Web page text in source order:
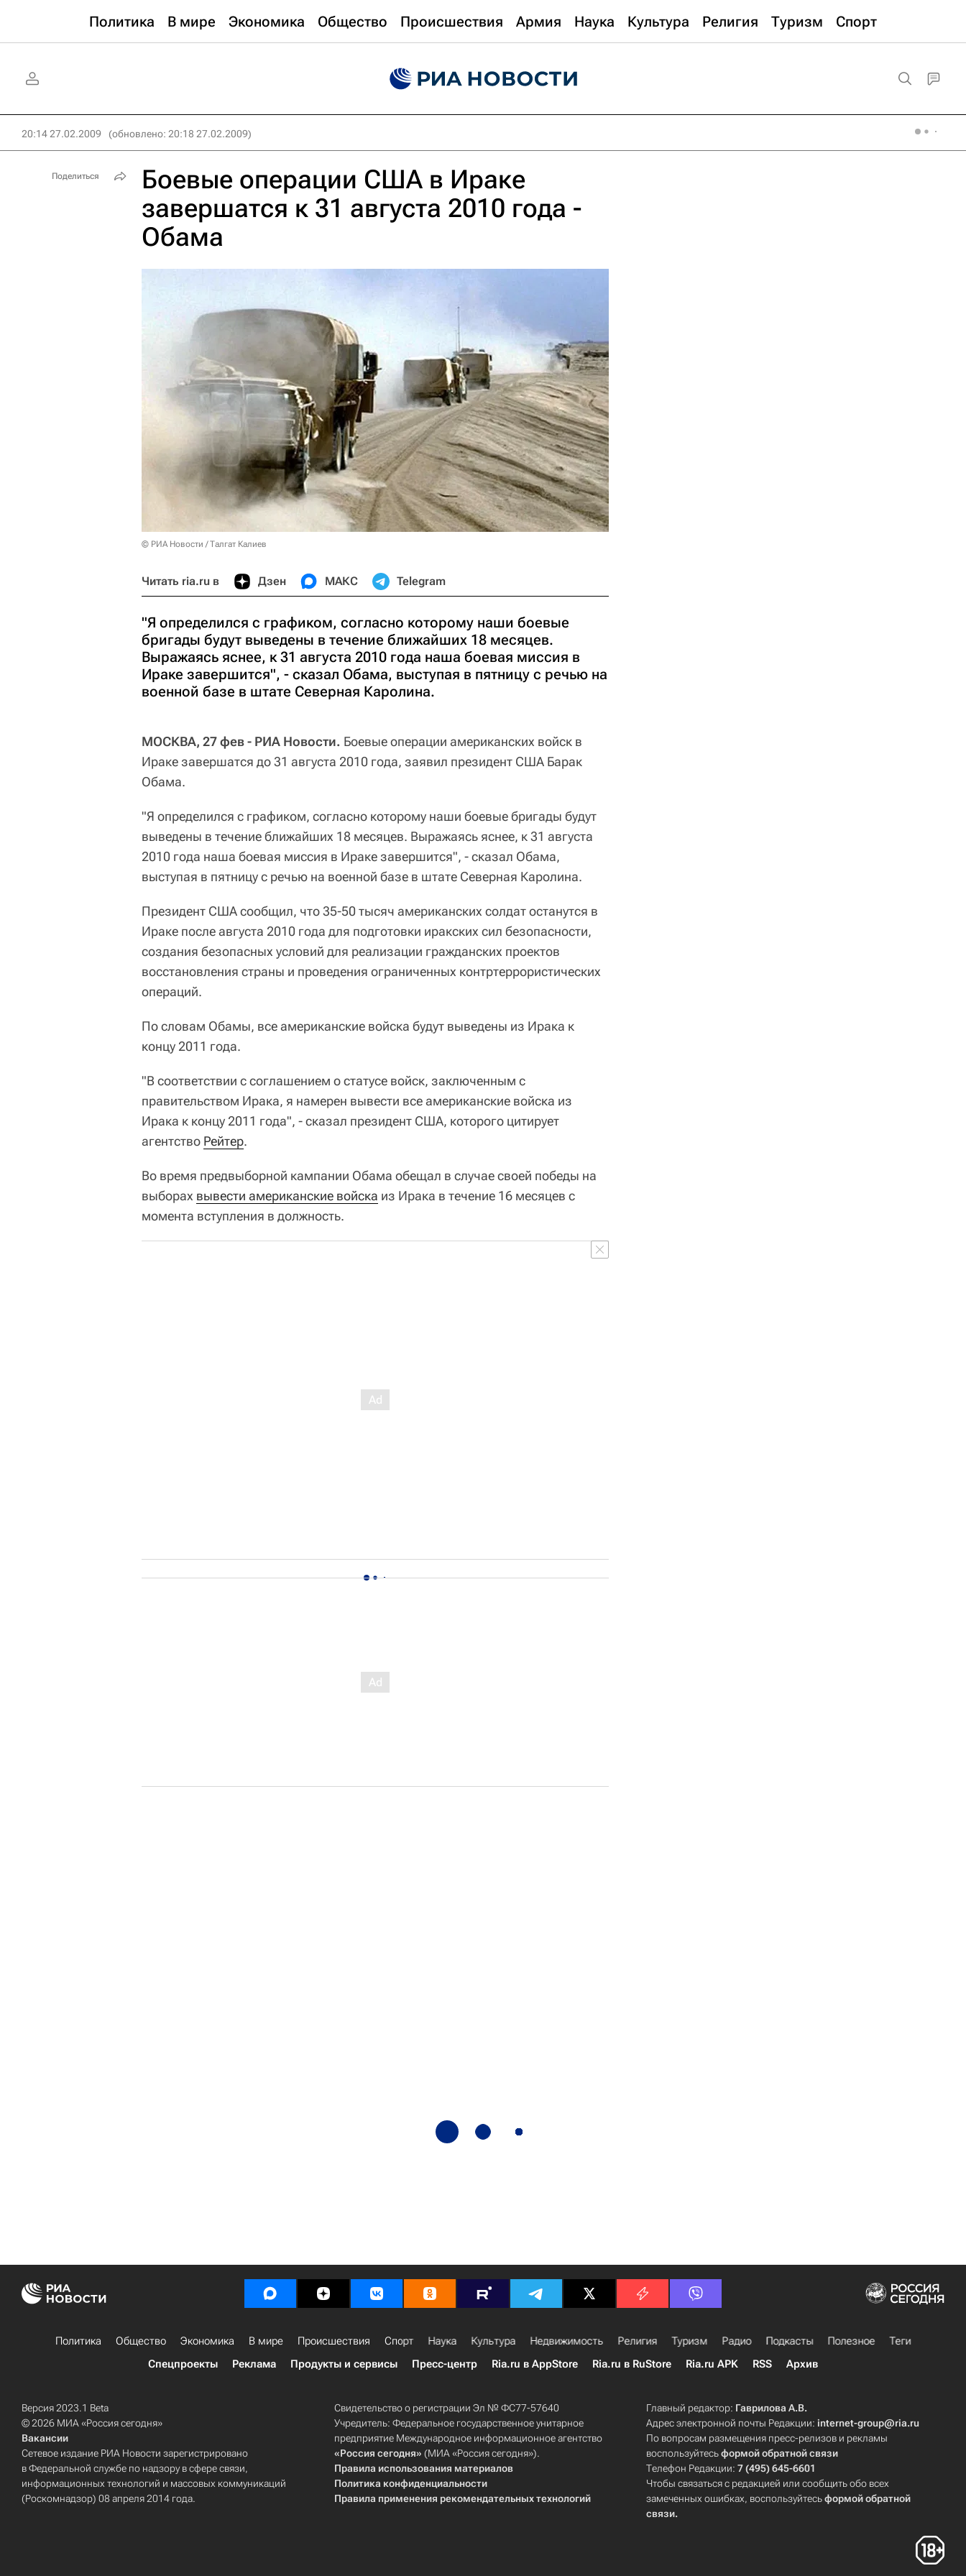
Политика В мире Экономика Общество Происшествия Армия Наука Культура Религия Туризм Спорт
20:14 27.02.2009 (обновлено: 20:18 27.02.2009)
Боевые операции США в Ираке
завершатся к 31 августа 2010 года -
Обама
© РИА Новости / Талгат Калиев
Читать ria.ru в Дзен МАКС Telegram
"Я определился с графиком, согласно которому наши боевые
бригады будут выведены в течение ближайших 18 месяцев.
Выражаясь яснее, к 31 августа 2010 года наша боевая миссия в
Ираке завершится", - сказал Обама, выступая в пятницу с речью на
военной базе в штате Северная Каролина.
МОСКВА, 27 фев - РИА Новости. Боевые операции американских войск в
Ираке завершатся до 31 августа 2010 года, заявил президент США Барак
Обама.
"Я определился с графиком, согласно которому наши боевые бригады будут
выведены в течение ближайших 18 месяцев. Выражаясь яснее, к 31 августа
2010 года наша боевая миссия в Ираке завершится", - сказал Обама,
выступая в пятницу с речью на военной базе в штате Северная Каролина.
Президент США сообщил, что 35-50 тысяч американских солдат останутся в
Ираке после августа 2010 года для подготовки иракских сил безопасности,
создания безопасных условий для реализации гражданских проектов
восстановления страны и проведения ограниченных контртеррористических
операций.
По словам Обамы, все американские войска будут выведены из Ирака к
концу 2011 года.
"В соответствии с соглашением о статусе войск, заключенным с
правительством Ирака, я намерен вывести все американские войска из
Ирака к концу 2011 года", - сказал президент США, которого цитирует
агентство Рейтер.
Во время предвыборной кампании Обама обещал в случае своей победы на
выборах вывести американские войска из Ирака в течение 16 месяцев с
момента вступления в должность.
Поделиться
Политика Общество Экономика В мире Происшествия Спорт Наука Культура Недвижимость Религия Туризм Радио Подкасты Полезное
Теги
Спецпроекты
Реклама Продукты и сервисы Пресс-центр Ria.ru в AppStore Ria.ru в RuStore Ria.ru APK RSS Архив
Версия 2023.1 Beta
© 2026 МИА «Россия сегодня»
Вакансии
Сетевое издание РИА Новости зарегистрировано
в Федеральной службе по надзору в сфере связи,
информационных технологий и массовых коммуникаций
(Роскомнадзор) 08 апреля 2014 года.
Свидетельство о регистрации Эл № ФС77-57640
Учредитель: Федеральное государственное унитарное
предприятие Международное информационное агентство
«Россия сегодня» (МИА «Россия сегодня»).
Правила использования материалов
Политика конфиденциальности
Правила применения рекомендательных технологий
Главный редактор: Гаврилова А.В.
Адрес электронной почты Редакции:internet-group@ria.ru
По вопросам размещения пресс-релизов и рекламы
воспользуйтесьформой обратной связи
Телефон Редакции:7 (495) 645-6601
Чтобы связаться с редакцией или сообщить обо всех
замеченных ошибках, воспользуйтесьформой обратной
связи.